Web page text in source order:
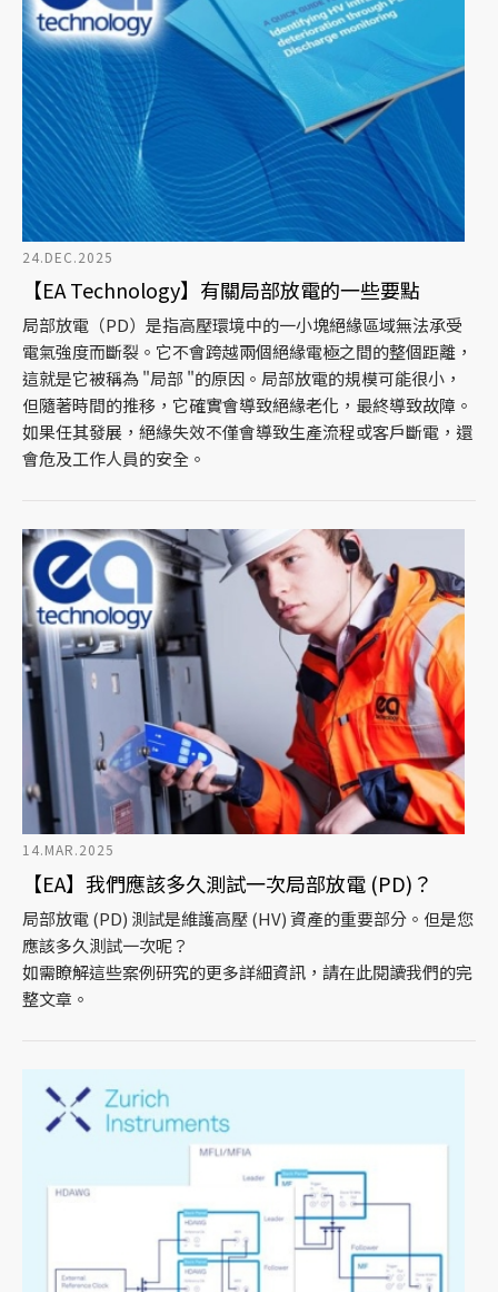
24.DEC.2025
【EA Technology】有關局部放電的一些要點
局部放電（PD）是指高壓環境中的一小塊絕緣區域無法承受
電氣強度而斷裂。它不會跨越兩個絕緣電極之間的整個距離，
這就是它被稱為 "局部 "的原因。局部放電的規模可能很小，
但隨著時間的推移，它確實會導致絕緣老化，最終導致故障。
如果任其發展，絕緣失效不僅會導致生產流程或客戶斷電，還
會危及工作人員的安全。
14.MAR.2025
【EA】我們應該多久測試一次局部放電 (PD)？
局部放電 (PD) 測試是維護高壓 (HV) 資產的重要部分。但是您
應該多久測試一次呢？
如需瞭解這些案例研究的更多詳細資訊，請在此閱讀我們的完
整文章。